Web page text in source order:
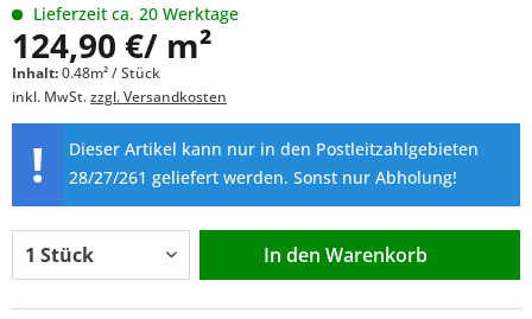
Lieferzeit ca. 20 Werktage
124,90 €/ m²
Inhalt:0.48m² / Stück
inkl. MwSt.zzgl. Versandkosten
!
Dieser Artikel kann nur in den Postleitzahlgebieten
28/27/261 geliefert werden. Sonst nur Abholung!
In den Warenkorb